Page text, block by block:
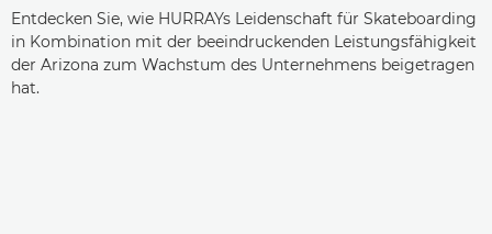
Entdecken Sie, wie HURRAYs Leidenschaft für Skateboarding
in Kombination mit der beeindruckenden Leistungsfähigkeit
der Arizona zum Wachstum des Unternehmens beigetragen
hat.